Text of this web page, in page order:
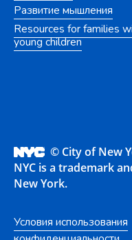
Развитие мышления
Resources for families
young children
© City of New
NYC is a trademark
New York.
Условия использования